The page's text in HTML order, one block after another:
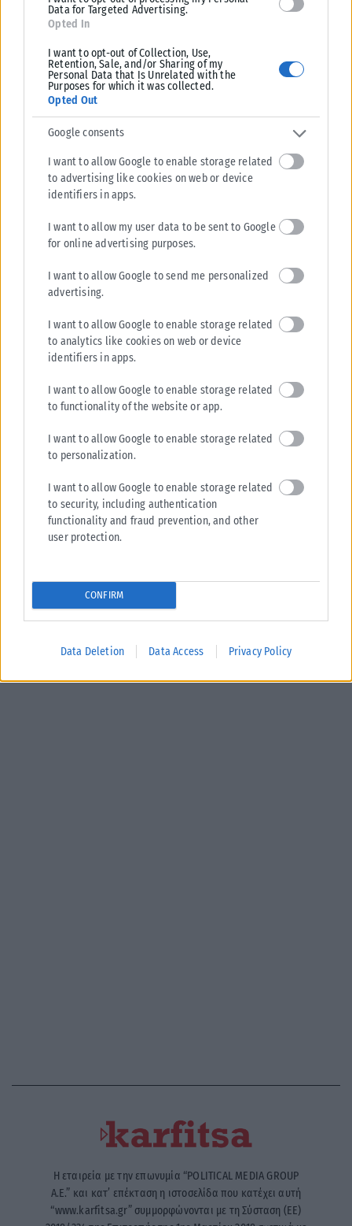
Data for Targeted Advertising.
Opted In
I want to opt-out of Collection, Use,
Retention, Sale, and/or Sharing of my
Personal Data that Is Unrelated with the
Purposes for which it was collected.
Opted Out
Google consents
I want to allow Google to enable storage related
to advertising like cookies on web or device
identifiers in apps.
I want to allow my user data to be sent to Google
for online advertising purposes.
I want to allow Google to send me personalized
advertising.
I want to allow Google to enable storage related
to analytics like cookies on web or device
identifiers in apps.
I want to allow Google to enable storage related
to functionality of the website or app.
I want to allow Google to enable storage related
to personalization.
I want to allow Google to enable storage related
to security, including authentication
functionality and fraud prevention, and other
user protection.
CONFIRM
Data Deletion Data Access Privacy Policy
Η εταιρεία με την επωνυμία “POLITICAL MEDIA GROUP
A.E.” και κατ’ επέκταση η ιστοσελίδα που κατέχει αυτή
“www.karfitsa.gr” συμμορφώνονται με τη Σύσταση (ΕΕ)